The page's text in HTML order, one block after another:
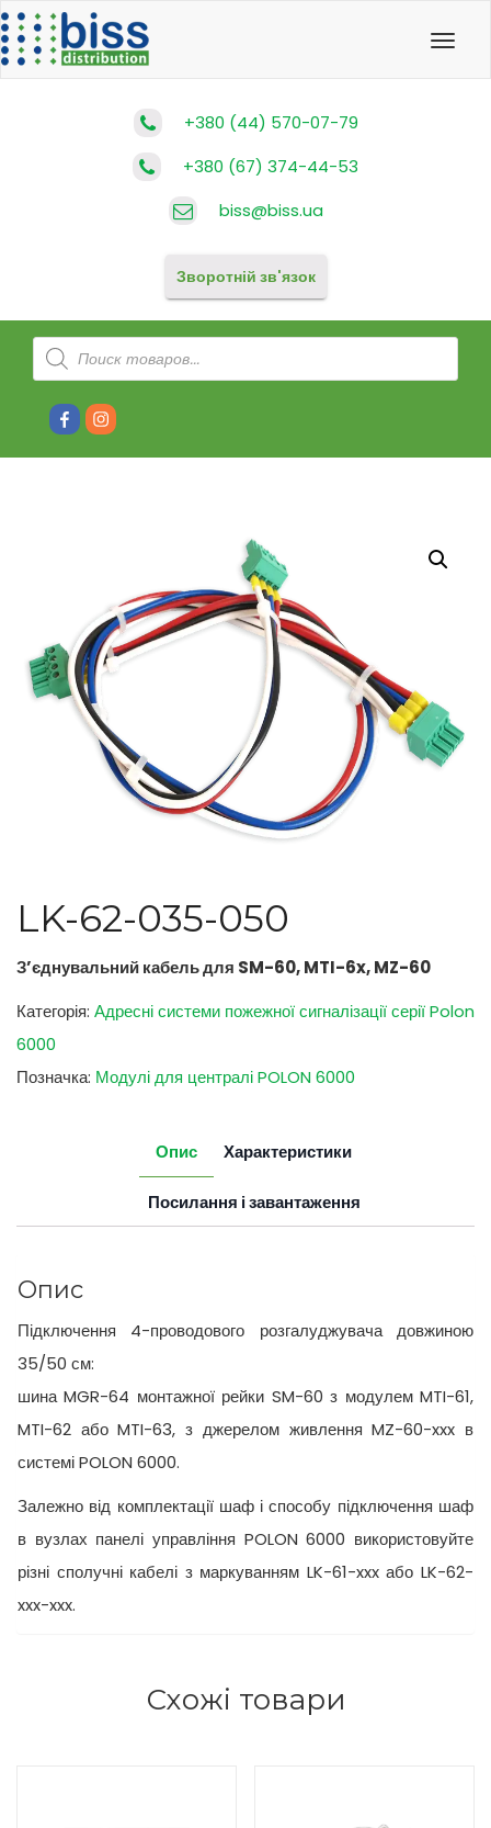
+380 (44) 570-07-79
+380 (67) 374-44-53
biss@biss.ua
Зворотній зв'язок
Products
search
FacebookInstagram
LK-62-035-050
З’єднувальний кабель для SM-60, MTI-6x, MZ-60
Категорія: Адресні системи пожежної сигналізації серії Polon
6000
Позначка: Модулі для централі POLON 6000
Опис Характеристики
Посилання і завантаження
Опис
Підключення 4-проводового розгалуджувача довжиною
35/50 см:
шина MGR-64 монтажної рейки SM-60 з модулем MTI-61,
MTI-62 або MTI-63, з джерелом живлення MZ-60-xxx в
системі POLON 6000.
Залежно від комплектації шаф і способу підключення шаф
в вузлах панелі управління POLON 6000 використовуйте
різні сполучні кабелі з маркуванням LK-61-xxx або LK-62-
xxx-xxx.
Схожі товари